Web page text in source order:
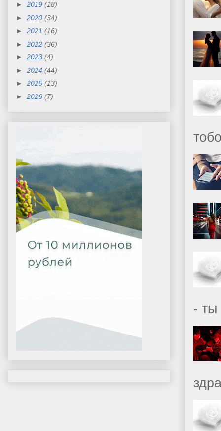
- ты
► 2019 (18)
► 2020 (34)
► 2021 (16)
► 2022 (36)
► 2023 (4)
► 2024 (44)
► 2025 (13)
► 2026 (7)